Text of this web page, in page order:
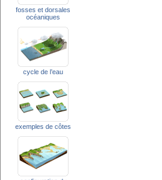
fosses et dorsales
océaniques
cycle de l’eau
exemples de côtes